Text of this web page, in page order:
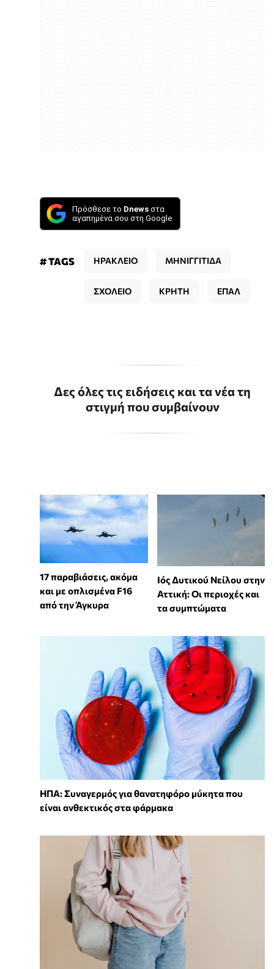
Πρόσθεσε το Dnews στα
αγαπημένα σου στη Google
# TAGS ΗΡΑΚΛΕΙΟ ΜΗΝΙΓΓΙΤΙΔΑ
ΣΧΟΛΕΙΟ ΚΡΗΤΗ ΕΠΑΛ
Δες όλες τις ειδήσεις και τα νέα τη
στιγμή που συμβαίνουν
17 παραβιάσεις, ακόμα
και με οπλισμένα F16
από την Άγκυρα
Ιός Δυτικού Νείλου στην
Αττική: Οι περιοχές και
τα συμπτώματα
ΗΠΑ: Συναγερμός για θανατηφόρο μύκητα που
είναι ανθεκτικός στα φάρμακα